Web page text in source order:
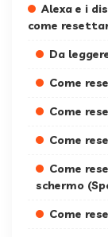
Alexa e i
come
Da
Come
Come
Come
Come
schermo
Come